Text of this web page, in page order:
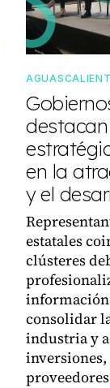
en la
y el
estatales
clústeres
consolidar
industria y